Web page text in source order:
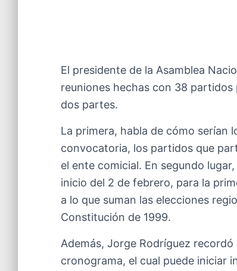
El presidente de la Asamblea
reuniones hechas con 38
dos partes.
La primera, habla de cómo serían
convocatoria, los partidos que
el ente comicial. En segundo
inicio del 2 de febrero, para la
a lo que suman las elecciones
Constitución de 1999.
Además, Jorge Rodríguez
cronograma, el cual puede iniciar